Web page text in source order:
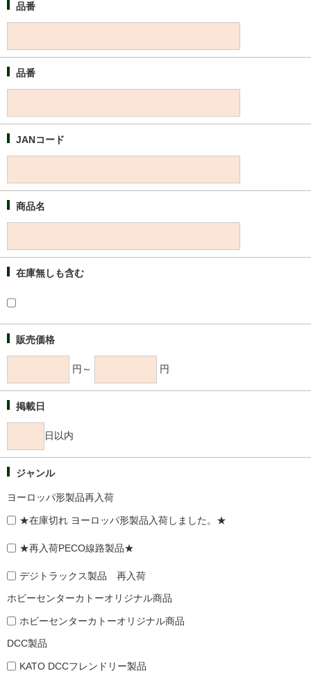
品番
品番
JANコード
商品名
在庫無しも含む
販売価格
円～ 円
掲載日
日以内
ジャンル
ヨーロッパ形製品再入荷
★在庫切れ ヨーロッパ形製品入荷しました。★
★再入荷PECO線路製品★
デジトラックス製品 再入荷
ホビーセンターカトーオリジナル商品
ホビーセンターカトーオリジナル商品
DCC製品
KATO DCCフレンドリー製品